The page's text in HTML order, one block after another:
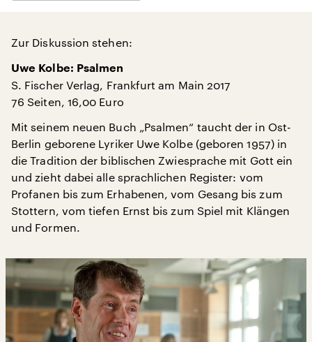
Zur Diskussion stehen:
Uwe Kolbe: Psalmen
S. Fischer Verlag, Frankfurt am Main 2017
76 Seiten, 16,00 Euro
Mit seinem neuen Buch „Psalmen“ taucht der in Ost-
Berlin geborene Lyriker Uwe Kolbe (geboren 1957) in
die Tradition der biblischen Zwiesprache mit Gott ein
und zieht dabei alle sprachlichen Register: vom
Profanen bis zum Erhabenen, vom Gesang bis zum
Stottern, vom tiefen Ernst bis zum Spiel mit Klängen
und Formen.